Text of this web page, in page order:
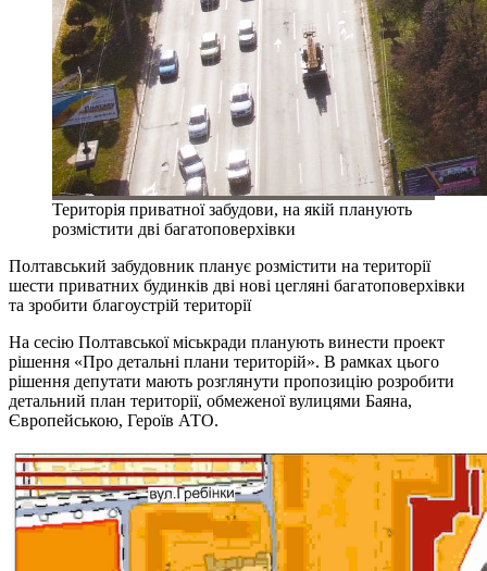
Територія приватної забудови, на якій планують
розмістити дві багатоповерхівки
Полтавський забудовник планує розмістити на території
шести приватних будинків дві нові цегляні багатоповерхівки
та зробити благоустрій території
На сесію Полтавської міськради планують винести проект
рішення «Про детальні плани територій». В рамках цього
рішення депутати мають розглянути пропозицію розробити
детальний план території, обмеженої вулицями Баяна,
Європейською, Героїв АТО.